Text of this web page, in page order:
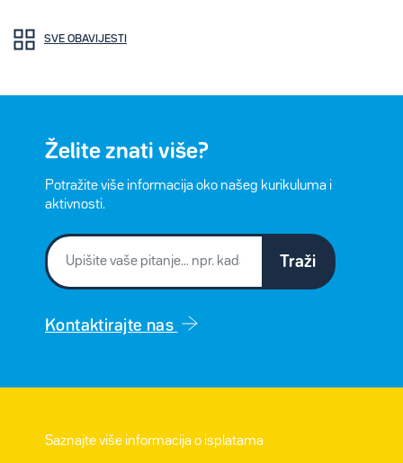
SVE OBAVIJESTI
Želite znati više?
Potražite više informacija oko našeg kurikuluma i
aktivnosti.
Traži
Kontaktirajte nas
Saznajte više informacija o isplatama